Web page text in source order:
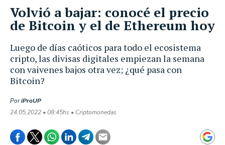
Luego de días caóticos para todo el ecosistema
cripto, las divisas digitales empiezan la semana
con vaivenes bajos otra vez; ¿qué pasa con
Bitcoin?
PoriProUP
24.05.2022 • 08:45hs • Criptomonedas
Volvió a bajar: conocé el precio
de Bitcoin y el de Ethereum hoy